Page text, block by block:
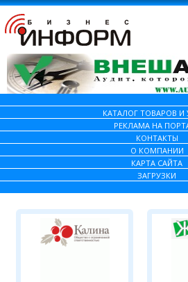
КАТАЛОГ ТОВАРОВ И
РЕКЛАМА НА
КОНТАКТЫ
О КОМПАНИИ
КАРТА САЙТА
ЗАГРУЗКИ